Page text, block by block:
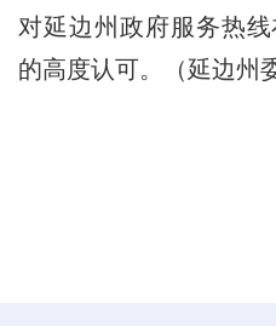
对延边州政府服务热
的高度认可。（延边州